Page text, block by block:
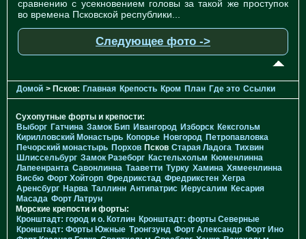
сравнению с усекновением головы за такой же проступок
во времена Псковской республики...
Следующее фото ->
Домой > Псков: Главная Крепость Кром План Где это Ссылки
Сухопутные форты и крепости:
Выборг Гатчина Замок Бип Ивангород Изборск Кексгольм
Кирилловский Монастырь Копорье Новгород Петропавловка
Печорcкий монастырь Порхов Псков Старая Ладога Тихвин
Шлиссельбург Замок Разеборг Кастельхольм Кюменлинна
Лапеенранта Савонлинна Тааветти Турку Хамина Хямеенлинна
Висбю Форт Хойторп Фредрикстад Фредрикстен Хегра
Аренсбург Нарва Таллинн Антипатрис Иерусалим Кесария
Масада Форт Латрун
Морские крепости и форты:
Кронштадт: город и о. Котлин Кронштадт: форты Северные
Кронштадт: Форты Южные Тронгзунд Форт Александр Форт Ино